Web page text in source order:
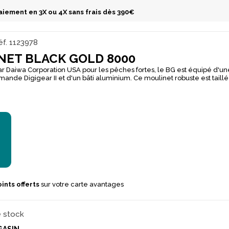
en 3X ou 4X sans frais dès 390€
1123978
BLACK GOLD 8000
Daiwa Corporation USA pour les pêches fortes, le BG est équipé
Digigear II et d'un bâti aluminium. Ce moulinet robuste est
l'engagement de la rotation lors du combat.
offerts sur votre carte avantages
stock